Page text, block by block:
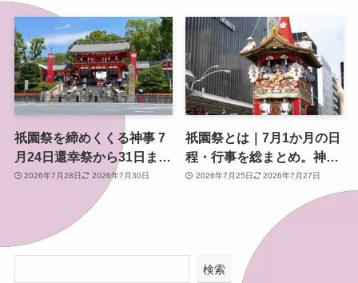
ー開始 梅小路公園で10月
開催
祇園祭を締めくくる神事 7
月24日還幸祭から31日まで
のスケジュールと見どころ
2026年7月28日 2026年7月30日
祇園祭とは｜7月1か月の日
程・行事を総まとめ。神幸
祭・山鉾巡行・還幸祭まで
2026年7月25日 2026年7月27日
検索